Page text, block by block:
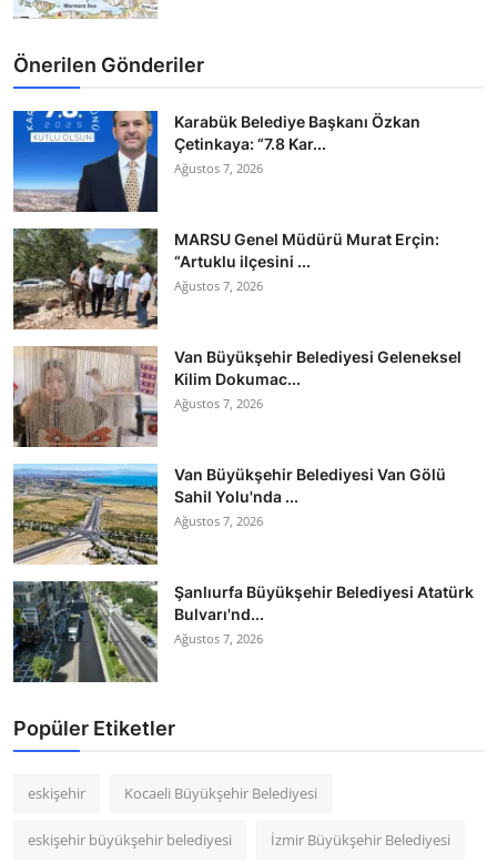
Önerilen Gönderiler
Karabük Belediye Başkanı Özkan
Çetinkaya: “7.8 Kar...
Ağustos 7, 2026
MARSU Genel Müdürü Murat Erçin:
“Artuklu ilçesini ...
Ağustos 7, 2026
Van Büyükşehir Belediyesi Geleneksel
Kilim Dokumac...
Ağustos 7, 2026
Van Büyükşehir Belediyesi Van Gölü
Sahil Yolu'nda ...
Ağustos 7, 2026
Şanlıurfa Büyükşehir Belediyesi Atatürk
Bulvarı'nd...
Ağustos 7, 2026
Popüler Etiketler
eskişehir Kocaeli Büyükşehir Belediyesi
eskişehir büyükşehir belediyesi İzmir Büyükşehir Belediyesi